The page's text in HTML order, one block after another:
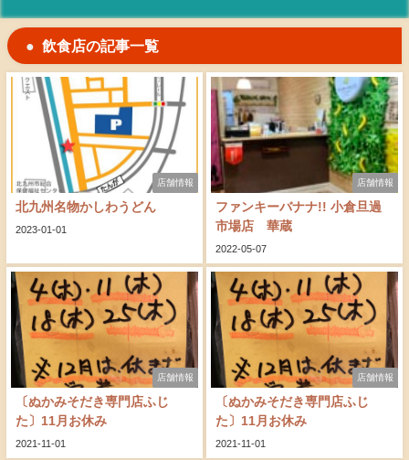
飲食店の記事一覧
店舗情報
北九州名物かしわうどん
2023-01-01
店舗情報
ファンキーバナナ!! 小倉旦過
市場店 華蔵
2022-05-07
店舗情報
〔ぬかみそだき専門店ふじ
た〕11月お休み
2021-11-01
店舗情報
〔ぬかみそだき専門店ふじ
た〕11月お休み
2021-11-01